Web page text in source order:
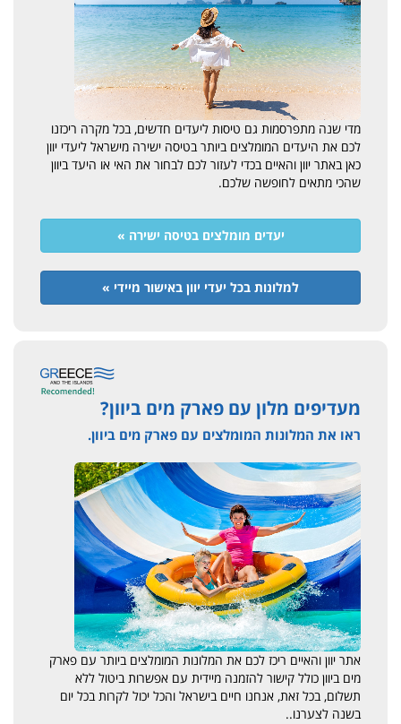
מדי שנה מתפרסמות גם טיסות ליעדים חדשים, בכל מקרה ריכזנו
לכם את היעדים המומלצים ביותר בטיסה ישירה מישראל ליעדי יוון
כאן באתר יוון והאיים בכדי לעזור לכם לבחור את האי או היעד ביוון
שהכי מתאים לחופשה שלכם.
יעדים מומלצים בטיסה ישירה »
למלונות בכל יעדי יוון באישור מיידי »
מעדיפים מלון עם פארק מים ביוון?
ראו את המלונות המומלצים עם פארק מים ביוון.
אתר יוון והאיים ריכז לכם את המלונות המומלצים ביותר עם פארק
מים ביוון כולל קישור להזמנה מיידית עם אפשרות ביטול ללא
תשלום, בכל זאת, אנחנו חיים בישראל והכל יכול לקרות בכל יום
בשנה לצערנו..